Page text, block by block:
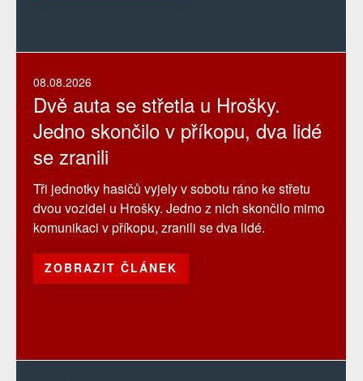
08.08.2026
Dvě auta se střetla u Hrošky.
Jedno skončilo v příkopu, dva lidé
se zranili
Tři jednotky hasičů vyjely v sobotu ráno ke střetu
dvou vozidel u Hrošky. Jedno z nich skončilo mimo
komunikaci v příkopu, zranili se dva lidé.
ZOBRAZIT ČLÁNEK